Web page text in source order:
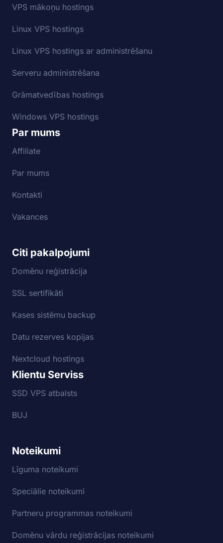
VPS mākoņu hostings
Linux VPS hostings
Linux VPS hostings ar administrēšanu
Serveru administrēšana
Grāmatvedības hostings
Windows VPS hostings
Par mums
Affiliate
Par mums
Kontakti
Vakances
Citi pakalpojumi
Domēnu reģistrācija
SSL sertifikāti
Kases sistēmu backup
Datu rezerves kopijas
Nextcloud hostings
Klientu Serviss
SSD VPS atbalsts
BUJ
Noteikumi
Līguma noteikumi
Speciālie noteikumi
Partneru programmas noteikumi
Domēnu vārdu reģistrācijas noteikumi